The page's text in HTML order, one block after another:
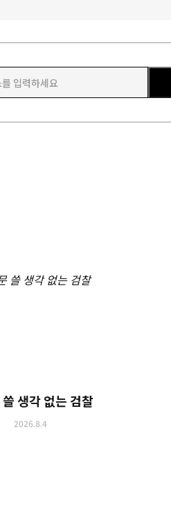
입력하세요
생각 없는 검찰
2026.8.4